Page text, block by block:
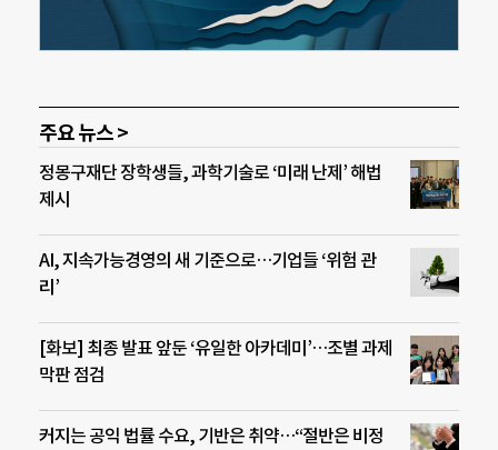
주요 뉴스 >
정몽구재단 장학생들, 과학기술로 ‘미래 난제’ 해법
제시
AI, 지속가능경영의 새 기준으로…기업들 ‘위험 관
리’
[화보] 최종 발표 앞둔 ‘유일한 아카데미’…조별 과제
막판 점검
커지는 공익 법률 수요, 기반은 취약…“절반은 비정